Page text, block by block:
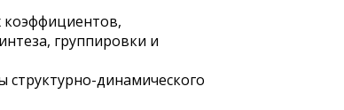
группировки и
структурно-динамического